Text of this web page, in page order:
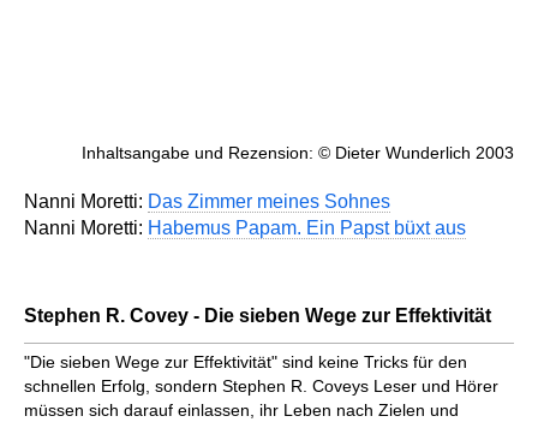
Inhaltsangabe und Rezension: © Dieter Wunderlich 2003
Nanni Moretti: Das Zimmer meines Sohnes
Nanni Moretti: Habemus Papam. Ein Papst büxt aus
Stephen R. Covey - Die sieben Wege zur Effektivität
"Die sieben Wege zur Effektivität" sind keine Tricks für den
schnellen Erfolg, sondern Stephen R. Coveys Leser und Hörer
müssen sich darauf einlassen, ihr Leben nach Zielen und